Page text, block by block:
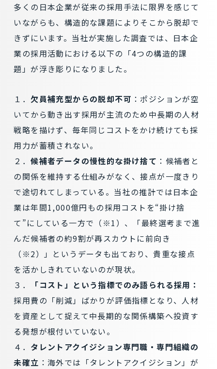
多くの日本企業が従来の採用手法に限界を感じて
いながらも、構造的な課題によりそこから脱却で
きずにいます。当社が実施した調査では、日本企
業の採用活動における以下の「4つの構造的課
題」が浮き彫りになりました。
１．欠員補充型からの脱却不可 ：ポジションが空
いてから動き出す採用が主流のため中長期の人材
戦略を描けず、毎年同じコストをかけ続けても採
用力が蓄積されない。
２．候補者データの慢性的な掛け捨て ：候補者と
の関係を維持する仕組みがなく、接点が一度きり
で途切れてしまっている。当社の推計では日本企
業は年間1,000億円もの採用コストを“掛け捨
て”にしている一方で（※1）、「最終選考まで進
んだ候補者の約9割が再スカウトに前向き
（※2）」というデータも出ており、貴重な接点
を活かしきれていないのが現状。
３．
「コスト」という指標でのみ語られる採用：
採用費の「削減」ばかりが評価指標となり、人材
を資産として捉えて中長期的な関係構築へ投資す
る発想が根付いていない。
４． タレントアクイジション専門職・専門組織の
未確立 ：海外では「タレントアクイジション」が